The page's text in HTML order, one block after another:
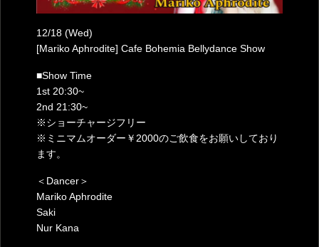
12/18 (Wed)
[Mariko Aphrodite] Cafe Bohemia Bellydance Show
■Show Time
1st 20:30~
2nd 21:30~
※ショーチャージフリー
※ミニマムオーダー￥2000のご飲食をお願いしており
ます。
＜Dancer＞
Mariko Aphrodite
Saki
Nur Kana